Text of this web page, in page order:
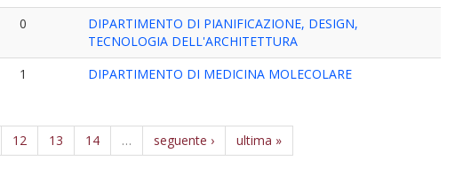
0
DIPARTIMENTO DI PIANIFICAZIONE, DESIGN,
TECNOLOGIA DELL'ARCHITETTURA
1 DIPARTIMENTO DI MEDICINA MOLECOLARE
12 13 14 … seguente › ultima »